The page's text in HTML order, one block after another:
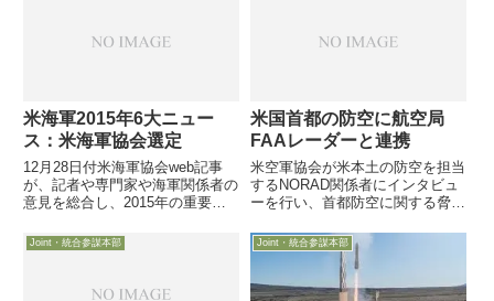
米海軍2015年6大ニュー
ス：米海軍協会選定
12月28日付米海軍協会web記事
が、記者や専門家や海軍関係者の
意見を総合し、2015年の重要事
います。特に番号を振って順序を
付けているわけではありません
さ順を表現しているのかもし...
米国首都の防空に航空局
FAAレーダーと連携
米空軍協会が米本土の防空を担当
するNORAD関係者にインタビュ
ーを行い、首都防空に関する脅威
で、東京五輪時のテロ対策等の予
習としてご紹介します。また一連
のインタビューで、ロシアからの
防空をより強く意識する方向に...
Joint・統合参謀本部 Joint・統合参謀本部